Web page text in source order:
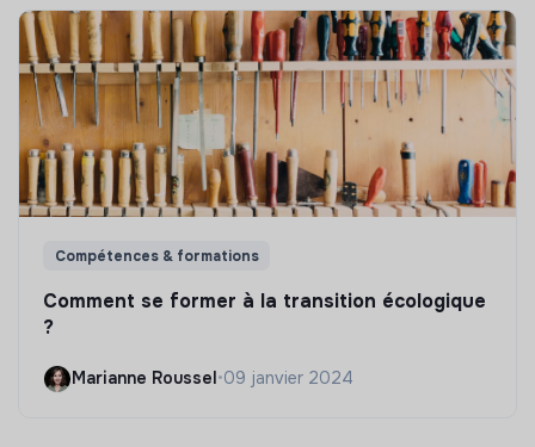
Compétences & formations
Comment se former à la transition écologique
?
Marianne Roussel •09 janvier 2024